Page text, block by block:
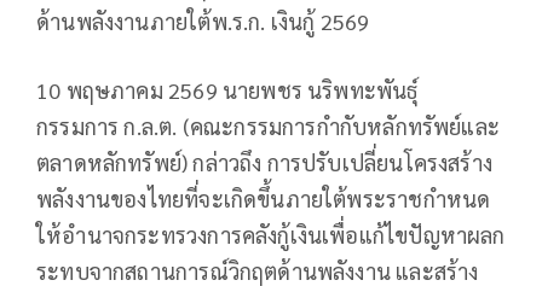
ด้านพลังงานภายใต้พ.ร.ก. เงินกู้ 2569
10 พฤษภาคม 2569 นายพชร นริพทะพันธุ์
กรรมการ ก.ล.ต. (คณะกรรมการกำกับหลักทรัพย์และ
ตลาดหลักทรัพย์) กล่าวถึง การปรับเปลี่ยนโครงสร้าง
พลังงานของไทยที่จะเกิดขึ้นภายใต้พระราชกำหนด
ให้อำนาจกระทรวงการคลังกู้เงินเพื่อแก้ไขปัญหาผลก
ระทบจากสถานการณ์วิกฤตด้านพลังงาน และสร้าง